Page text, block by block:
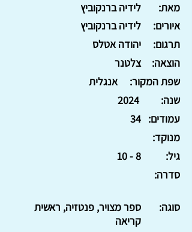
לידיה ברנקוביץ
מאת:
לידיה ברנקוביץ
איורים:
יהודה אטלס
תרגום:
צלטנר
הוצאה:
אנגלית
שפת המקור:
2024
שנה:
34 עמודים:
מנוקד:
8 - 10
גיל:
סדרה:
ספר מצויר, פנטזיה, ראשית
קריאה
סוגה: